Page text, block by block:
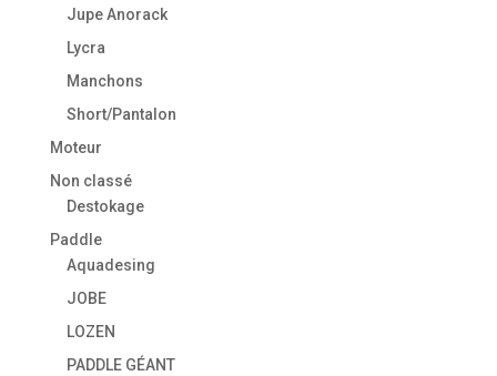
Jupe Anorack
Lycra
Manchons
Short/Pantalon
Moteur
Non classé
Destokage
Paddle
Aquadesing
JOBE
LOZEN
PADDLE GÉANT